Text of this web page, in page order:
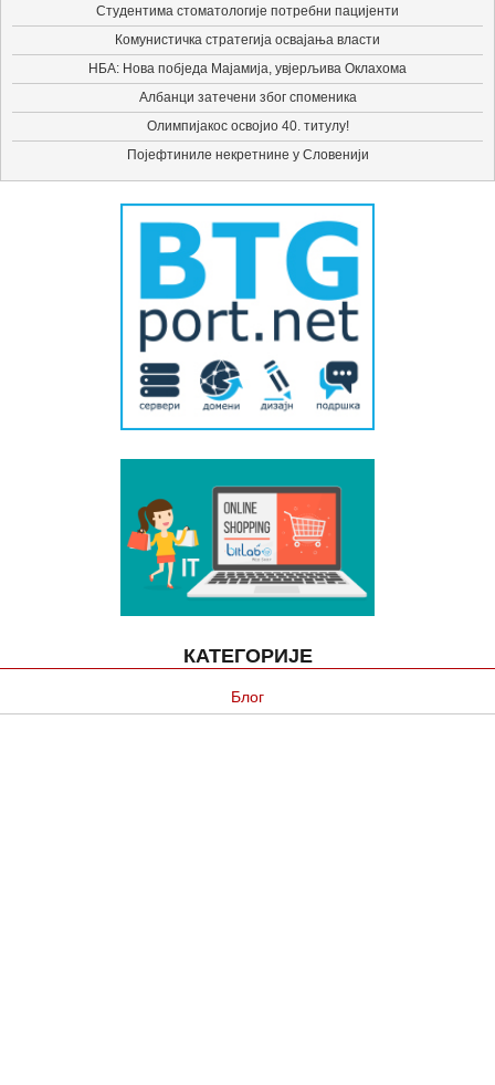
Студентима стоматологије потребни пацијенти
Комунистичка стратегија освајања власти
НБА: Нова побједа Мајамија, увјерљива Оклахома
Албанци затечени због споменика
Олимпијакос освојио 40. титулу!
Појефтиниле некретнине у Словенији
КАТЕГОРИЈЕ
Блог